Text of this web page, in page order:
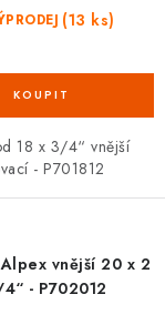
(13 ks)
18 x 3/4“ vnější
- P701812
vnější 20 x 2
- P702012